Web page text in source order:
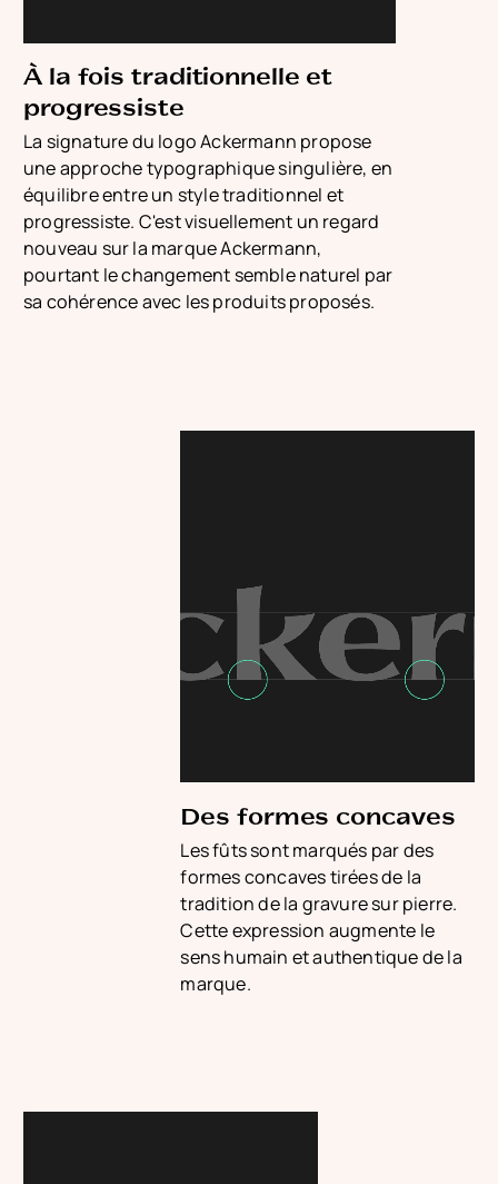
À la fois traditionnelle et
progressiste
La signature du logo Ackermann propose
une approche typographique singulière, en
équilibre entre un style traditionnel et
progressiste. C'est visuellement un regard
nouveau sur la marque Ackermann,
pourtant le changement semble naturel par
sa cohérence avec les produits proposés.
Des formes concaves
Les fûts sont marqués par des
formes concaves tirées de la
tradition de la gravure sur pierre.
Cette expression augmente le
sens humain et authentique de la
marque.